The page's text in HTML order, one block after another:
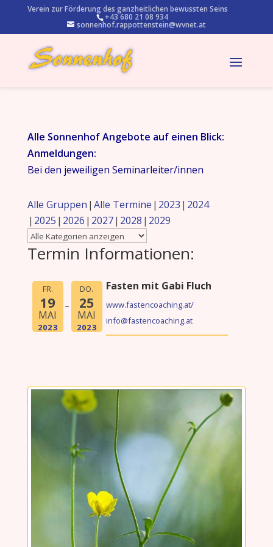
Verein zur Förderung des ganzheitlichen bewussten Seins
+43 680 21 08 934
sonnenhof.rappottenstein@wvnet.at
Alle Sonnenhof Angebote auf einen Blick:
Anmeldungen:
Bei den jeweiligen Seminarleiter/innen
Alle Gruppen Alle Termine 2023 2024
2025 2026 2027 2028 2029
Termin Informationen:
FR.
19
MAI
2023
DO.
25
MAI
2023
Fasten mit Gabi Fluch
www.fastencoaching.at/
info@fastencoaching.at